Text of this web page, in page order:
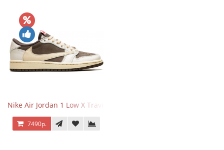
Nike Air Jordan 1 Low X Travis Scott Reverse Mocha
7490р.